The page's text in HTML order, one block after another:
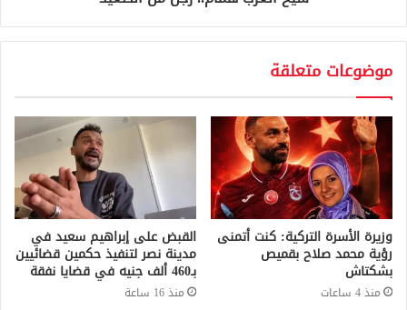
موضوعات متعلقة
وزيرة الأسرة التركية: كنت أتمنى
رؤية محمد صلاح بقميص
بشكتاش
منذ 4 ساعات
القبض على إبراهيم سعيد في
مدينة نصر لتنفيذ حكمين قضائيين
بـ460 ألف جنيه في قضايا نفقة
منذ 16 ساعة